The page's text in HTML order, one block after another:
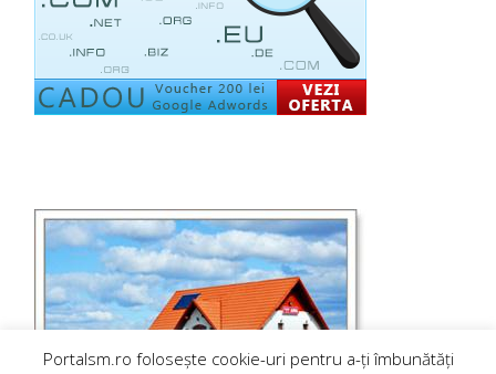
Portalsm.ro folosește cookie-uri pentru a-ți îmbunătăți